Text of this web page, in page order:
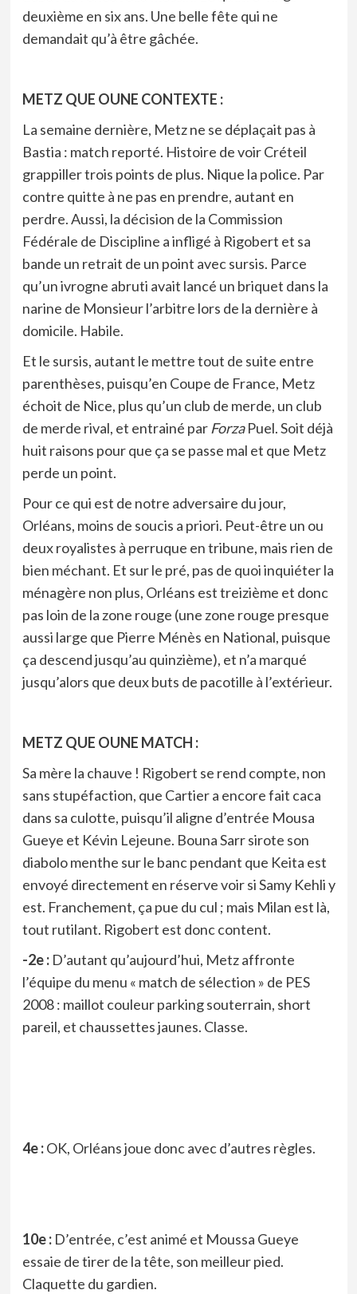
deuxième en six ans. Une belle fête qui ne
demandait qu’à être gâchée.
METZ QUE OUNE CONTEXTE :
La semaine dernière, Metz ne se déplaçait pas à
Bastia : match reporté. Histoire de voir Créteil
grappiller trois points de plus. Nique la police. Par
contre quitte à ne pas en prendre, autant en
perdre. Aussi, la décision de la Commission
Fédérale de Discipline a infligé à Rigobert et sa
bande un retrait de un point avec sursis. Parce
qu’un ivrogne abruti avait lancé un briquet dans la
narine de Monsieur l’arbitre lors de la dernière à
domicile. Habile.
Et le sursis, autant le mettre tout de suite entre
parenthèses, puisqu’en Coupe de France, Metz
échoit de Nice, plus qu’un club de merde, un club
de merde rival, et entrainé par ForzaPuel. Soit déjà
huit raisons pour que ça se passe mal et que Metz
perde un point.
Pour ce qui est de notre adversaire du jour,
Orléans, moins de soucis a priori. Peut-être un ou
deux royalistes à perruque en tribune, mais rien de
bien méchant. Et sur le pré, pas de quoi inquiéter la
ménagère non plus, Orléans est treizième et donc
pas loin de la zone rouge (une zone rouge presque
aussi large que Pierre Ménès en National, puisque
ça descend jusqu’au quinzième), et n’a marqué
jusqu’alors que deux buts de pacotille à l’extérieur.
METZ QUE OUNE MATCH :
Sa mère la chauve ! Rigobert se rend compte, non
sans stupéfaction, que Cartier a encore fait caca
dans sa culotte, puisqu’il aligne d’entrée Mousa
Gueye et Kévin Lejeune. Bouna Sarr sirote son
diabolo menthe sur le banc pendant que Keita est
envoyé directement en réserve voir si Samy Kehli y
est. Franchement, ça pue du cul ; mais Milan est là,
tout rutilant. Rigobert est donc content.
-2e : D’autant qu’aujourd’hui, Metz affronte
l’équipe du menu « match de sélection » de PES
2008 : maillot couleur parking souterrain, short
pareil, et chaussettes jaunes. Classe.
4e :OK, Orléans joue donc avec d’autres règles.
10e : D’entrée, c’est animé et Moussa Gueye
essaie de tirer de la tête, son meilleur pied.
Claquette du gardien.